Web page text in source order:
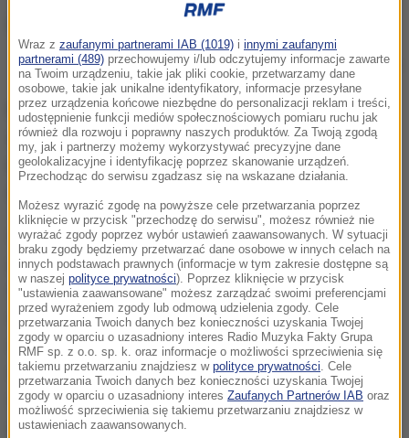
Adam Nawałka
Na liście znalazło się 32 powołanych
zawodników. Ostateczną, 23-osobową kadrę na
mistrzostwa świata w Rosji Nawałka ogłosi 4
Selekcji dokonaliśmy na podstawie dogłębnej analizy
gry w reprezentacji i w klubach. Skład kadry jest
stabilny i oparty na piłkarzach sprawdzonych we
wcześniejszych meczach, które potwierdziły siłę
drużyny- tłumaczy Adam Nawałka.Szansę wyjazdu
na turniej do Rosji będą mieli również zawodnicy
młodego pokolenia, którzy w obecnym sezonie
wyróżniali się w rozgrywkach ligowych. Przed nami
Wraz z zaufanymi partnerami IAB (1019) i innymi zaufanymi
partnerami (489) przechowujemy i/lub odczytujemy informacje zawarte
na Twoim urządzeniu, takie jak pliki cookie, przetwarzamy dane
osobowe, takie jak unikalne identyfikatory, informacje przesyłane
przez urządzenia końcowe niezbędne do personalizacji reklam i treści,
udostępnienie funkcji mediów społecznościowych pomiaru ruchu jak
również dla rozwoju i poprawny naszych produktów. Za Twoją zgodą
my, jak i partnerzy możemy wykorzystywać precyzyjne dane
geolokalizacyjne i identyfikację poprzez skanowanie urządzeń.
Przechodząc do serwisu zgadzasz się na wskazane działania.
Możesz wyrazić zgodę na powyższe cele przetwarzania poprzez
kliknięcie w przycisk "przechodzę do serwisu", możesz również nie
wyrażać zgody poprzez wybór ustawień zaawansowanych. W sytuacji
braku zgody będziemy przetwarzać dane osobowe w innych celach na
innych podstawach prawnych (informacje w tym zakresie dostępne są
w naszej polityce prywatności). Poprzez kliknięcie w przycisk
"ustawienia zaawansowane" możesz zarządzać swoimi preferencjami
przed wyrażeniem zgody lub odmową udzielenia zgody. Cele
przetwarzania Twoich danych bez konieczności uzyskania Twojej
zgody w oparciu o uzasadniony interes Radio Muzyka Fakty Grupa
RMF sp. z o.o. sp. k. oraz informacje o możliwości sprzeciwienia się
takiemu przetwarzaniu znajdziesz w polityce prywatności . Cele
przetwarzania Twoich danych bez konieczności uzyskania Twojej
zgody w oparciu o uzasadniony interes Zaufanych Partnerów IAB oraz
możliwość sprzeciwienia się takiemu przetwarzaniu znajdziesz w
ustawieniach zaawansowanych.